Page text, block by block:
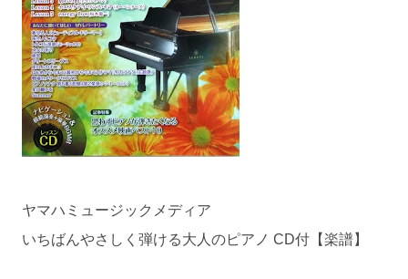
ヤマハミュージックメディア
いちばんやさしく弾ける大人のピアノ CD付【楽譜】